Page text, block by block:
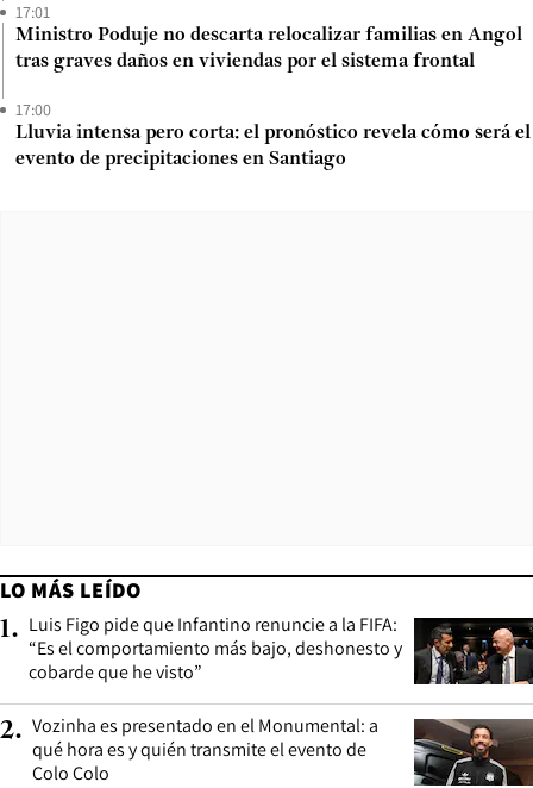
17:01
Ministro Poduje no descarta relocalizar familias en Angol
tras graves daños en viviendas por el sistema frontal
17:00
Lluvia intensa pero corta: el pronóstico revela cómo será el
evento de precipitaciones en Santiago
LO MÁS LEÍDO
1. Luis Figo pide que Infantino renuncie a la FIFA:
“Es el comportamiento más bajo, deshonesto y
cobarde que he visto”
2. Vozinha es presentado en el Monumental: a
qué hora es y quién transmite el evento de
Colo Colo